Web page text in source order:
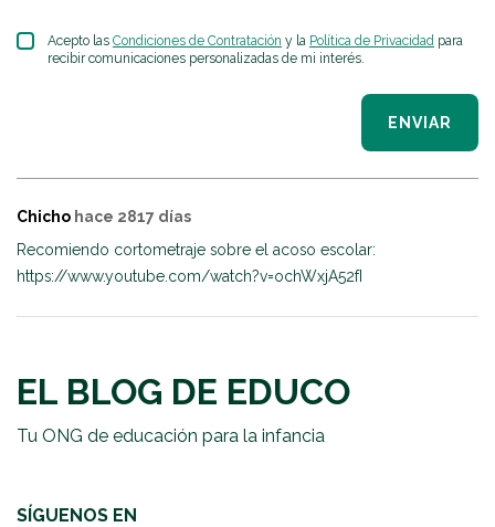
Acepto las Condiciones de Contratación y la Política de Privacidad para
recibir comunicaciones personalizadas de mi interés.
ENVIAR
Chicho hace 2817 días
Recomiendo cortometraje sobre el acoso escolar:
https://www.youtube.com/watch?v=ochWxjA52fI
EL BLOG DE EDUCO
Tu ONG de educación para la infancia
SÍGUENOS EN